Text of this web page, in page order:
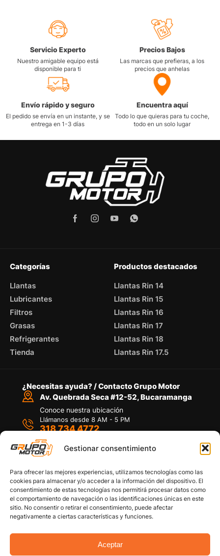
Gestionar consentimiento
Para ofrecer las mejores experiencias, utilizamos tecnologías como las
cookies para almacenar y/o acceder a la información del dispositivo. El
consentimiento de estas tecnologías nos permitirá procesar datos como
el comportamiento de navegación o las identificaciones únicas en este
sitio. No consentir o retirar el consentimiento, puede afectar
negativamente a ciertas características y funciones.
Aceptar
Servicio Experto
Nuestro amigable equipo está
disponible para ti
Precios Bajos
Las marcas que prefieras, a los
precios que anhelas
Envío rápido y seguro
El pedido se envía en un instante, y se
entrega en 1-3 días
Encuentra aquí
Todo lo que quieras para tu coche,
todo en un solo lugar
Categorías
Llantas
Lubricantes
Filtros
Grasas
Refrigerantes
Tienda
Productos destacados
Llantas Rin 14
Llantas Rin 15
Llantas Rin 16
Llantas Rin 17
Llantas Rin 18
Llantas Rin 17.5
¿Necesitas ayuda? / Contacto Grupo Motor
Av. Quebrada Seca #12-52, Bucaramanga
Conoce nuestra ubicación
Llámanos desde 8 AM - 5 PM
318 734 4772
Por medio de WhatsApp
Políticas de privacidad
Política de devoluciones y/o reembolsos
Términos y Condiciones